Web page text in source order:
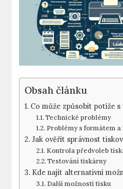
Obsah článku
Co může způsobit potíže
Technické problémy
Problémy s formátem
Jak ověřit správnost
Kontrola předvoleb
Testování tiskárny
Kde najít alternativní
Další možnosti tisku